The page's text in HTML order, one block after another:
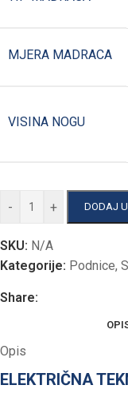
MJERA MADRACA
VISINA NOGU
- + DODAJ
SKU: N/A
Kategorije: Podnice,
Share:
Opis
ELEKTRIČNA